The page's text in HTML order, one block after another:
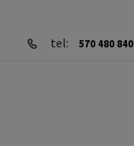
tel: 570 480 840